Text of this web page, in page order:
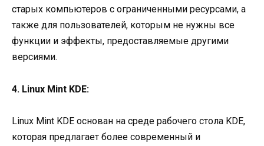
старых компьютеров с ограниченными ресурсами, а
также для пользователей, которым не нужны все
функции и эффекты, предоставляемые другими
версиями.
4. Linux Mint KDE:
Linux Mint KDE основан на среде рабочего стола KDE,
которая предлагает более современный и